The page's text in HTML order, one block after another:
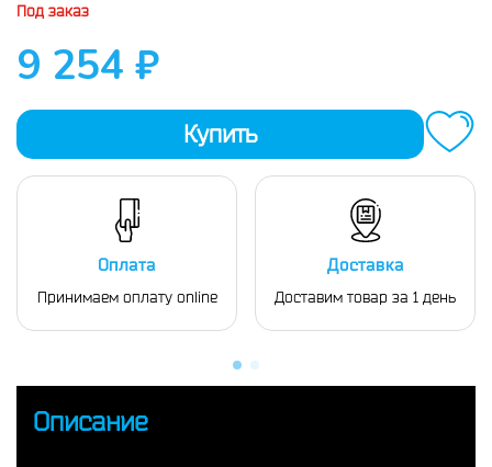
Под заказ
9 254 ₽
Купить
Оплата
Принимаем оплату online
Доставка
Доставим товар за 1 день
Описание